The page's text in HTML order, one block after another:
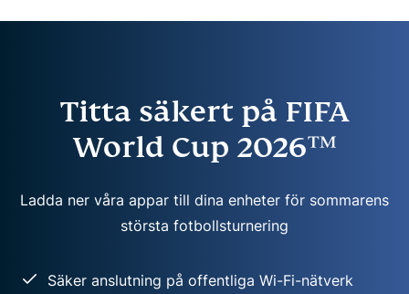
Titta säkert på FIFA
World Cup 2026™
Ladda ner våra appar till dina enheter för sommarens
största fotbollsturnering
Säker anslutning på offentliga Wi-Fi-nätverk